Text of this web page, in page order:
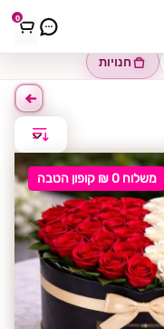
0
חנויות
משלוח 0 ₪ קופון הטבה